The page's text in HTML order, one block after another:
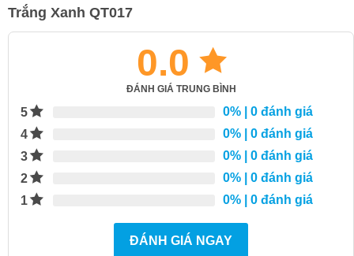
Trắng Xanh QT017
0.0
ĐÁNH GIÁ TRUNG BÌNH
5 0% | 0 đánh giá
4
0% | 0 đánh giá
3
0% | 0 đánh giá
2
0% | 0 đánh giá
1
0% | 0 đánh giá
ĐÁNH GIÁ NGAY